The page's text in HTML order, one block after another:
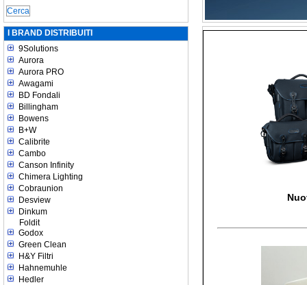
I BRAND DISTRIBUITI
9Solutions
Aurora
Aurora PRO
Awagami
BD Fondali
Billingham
Bowens
B+W
Calibrite
Cambo
Canson Infinity
Chimera Lighting
Cobraunion
Desview
Dinkum
Foldit
Godox
Green Clean
H&Y Filtri
Hahnemuhle
Hedler